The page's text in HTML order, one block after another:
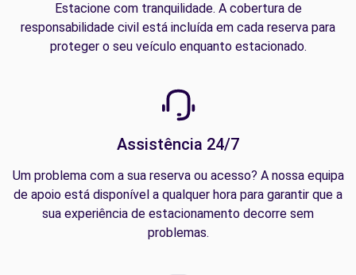
Estacione com tranquilidade. A cobertura de
responsabilidade civil está incluída em cada reserva para
proteger o seu veículo enquanto estacionado.
Assistência 24/7
Um problema com a sua reserva ou acesso? A nossa equipa
de apoio está disponível a qualquer hora para garantir que a
sua experiência de estacionamento decorre sem
problemas.